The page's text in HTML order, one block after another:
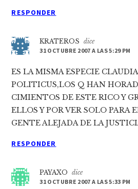
RESPONDER
KRATEROS
dice
31 OCTUBRE 2007 A LAS 5:29 PM
ES LA MISMA ESPECIE
POLITICUS,LOS Q HAN
CIMIENTOS DE ESTE RICO Y
ELLOS Y POR VER SOLO PARA
GENTE ALEJADA DE LA
RESPONDER
PAYAXO
dice
31 OCTUBRE 2007 A LAS 5:33 PM